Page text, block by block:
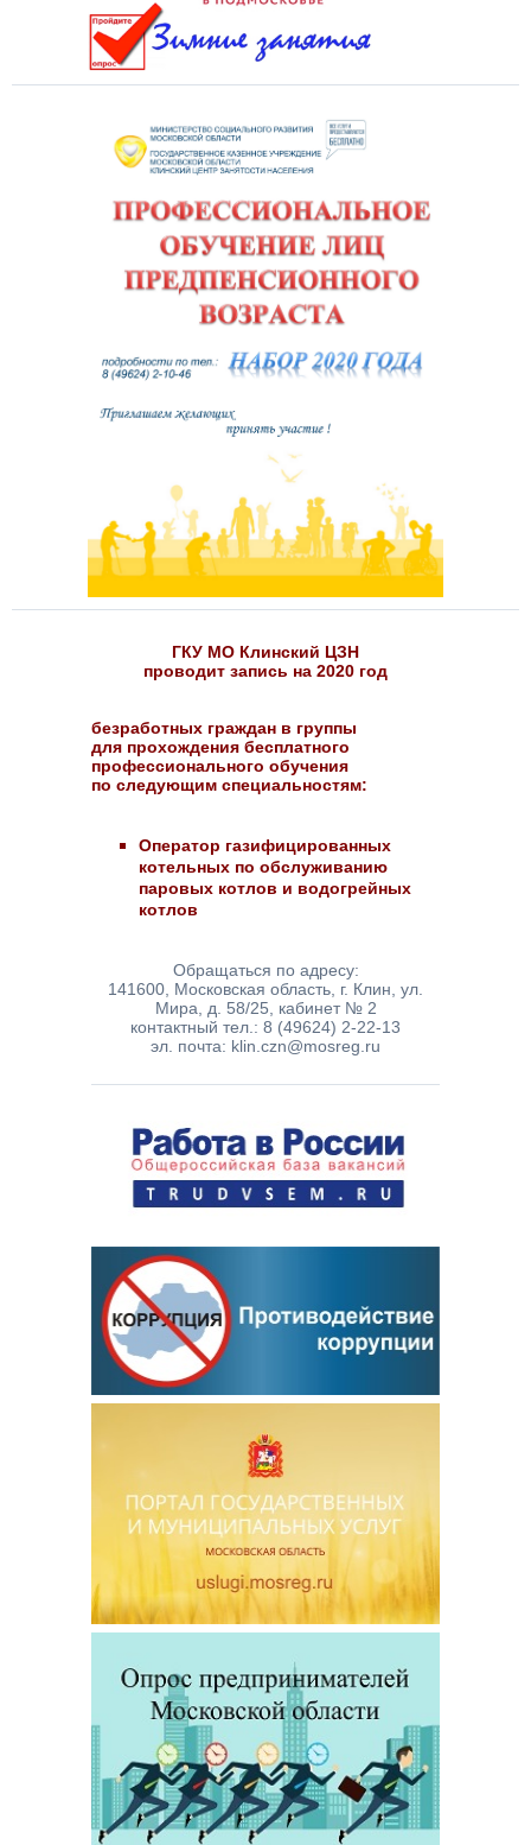
ГКУ МО Клинский ЦЗН
проводит запись на 2020 год
безработных граждан в группы
для прохождения бесплатного
профессионального обучения
по следующим специальностям:
Оператор газифицированных
котельных по обслуживанию
паровых котлов и водогрейных
котлов
Обращаться по адресу:
141600, Московская область, г. Клин, ул.
Мира, д. 58/25, кабинет № 2
контактный тел.: 8 (49624) 2-22-13
эл. почта: klin.czn@mosreg.ru